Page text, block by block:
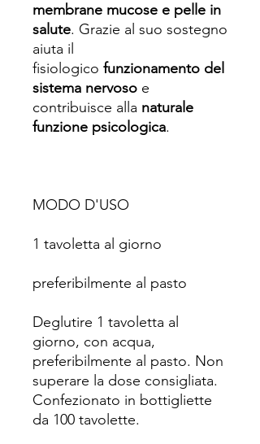
membrane mucose e pelle in
salute. Grazie al suo sostegno
aiuta il
fisiologico funzionamento del
sistema nervoso e
contribuisce alla naturale
funzione psicologica.
MODO D'USO
1 tavoletta al giorno
preferibilmente al pasto
Deglutire 1 tavoletta al
giorno, con acqua,
preferibilmente al pasto. Non
superare la dose consigliata.
Confezionato in bottigliette
da 100 tavolette.